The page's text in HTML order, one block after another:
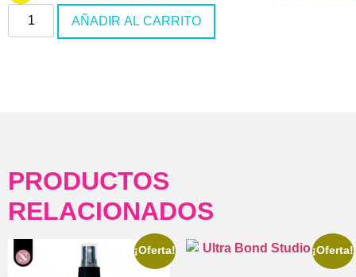
AÑADIR AL CARRITO
PRODUCTOS
RELACIONADOS
¡Oferta! ¡Oferta!